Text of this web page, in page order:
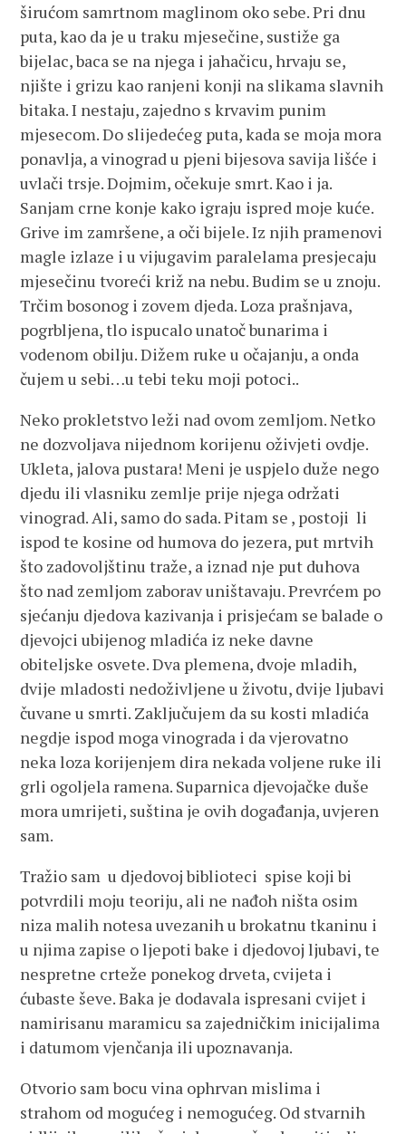
širućom samrtnom maglinom oko sebe. Pri dnu
puta, kao da je u traku mjesečine, sustiže ga
bijelac, baca se na njega i jahačicu, hrvaju se,
njište i grizu kao ranjeni konji na slikama slavnih
bitaka. I nestaju, zajedno s krvavim punim
mjesecom. Do slijedećeg puta, kada se moja mora
ponavlja, a vinograd u pjeni bijesova savija lišće i
uvlači trsje. Dojmim, očekuje smrt. Kao i ja.
Sanjam crne konje kako igraju ispred moje kuće.
Grive im zamršene, a oči bijele. Iz njih pramenovi
magle izlaze i u vijugavim paralelama presjecaju
mjesečinu tvoreći križ na nebu. Budim se u znoju.
Trčim bosonog i zovem djeda. Loza prašnjava,
pogrbljena, tlo ispucalo unatoč bunarima i
vodenom obilju. Dižem ruke u očajanju, a onda
čujem u sebi…u tebi teku moji potoci..
Neko prokletstvo leži nad ovom zemljom. Netko
ne dozvoljava nijednom korijenu oživjeti ovdje.
Ukleta, jalova pustara! Meni je uspjelo duže nego
djedu ili vlasniku zemlje prije njega održati
vinograd. Ali, samo do sada. Pitam se , postoji li
ispod te kosine od humova do jezera, put mrtvih
što zadovoljštinu traže, a iznad nje put duhova
što nad zemljom zaborav uništavaju. Prevrćem po
sjećanju djedova kazivanja i prisjećam se balade o
djevojci ubijenog mladića iz neke davne
obiteljske osvete. Dva plemena, dvoje mladih,
dvije mladosti nedoživljene u životu, dvije ljubavi
čuvane u smrti. Zaključujem da su kosti mladića
negdje ispod moga vinograda i da vjerovatno
neka loza korijenjem dira nekada voljene ruke ili
grli ogoljela ramena. Suparnica djevojačke duše
mora umrijeti, suština je ovih događanja, uvjeren
sam.
Tražio sam u djedovoj biblioteci spise koji bi
potvrdili moju teoriju, ali ne nađoh ništa osim
niza malih notesa uvezanih u brokatnu tkaninu i
u njima zapise o ljepoti bake i djedovoj ljubavi, te
nespretne crteže ponekog drveta, cvijeta i
ćubaste ševe. Baka je dodavala ispresani cvijet i
namirisanu maramicu sa zajedničkim inicijalima
i datumom vjenčanja ili upoznavanja.
Otvorio sam bocu vina ophrvan mislima i
strahom od mogućeg i nemogućeg. Od stvarnih